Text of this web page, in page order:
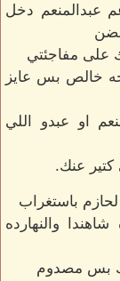
عبدالمنعم دخل
على مفاجئتي
خالص بس عايز
او عبدو اللي
عنك.
باستغراب
والنهارده
بس مصدوم